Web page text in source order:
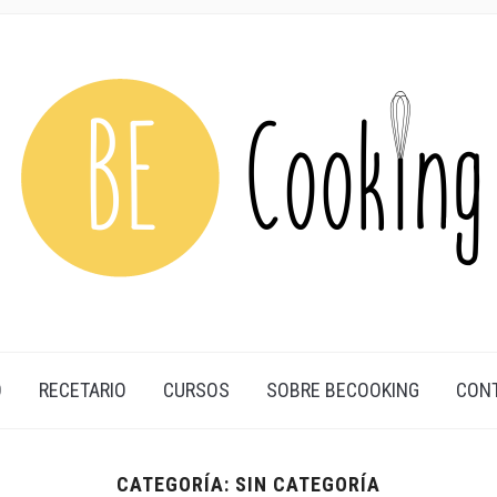
RECETARIO CURSOS SOBRE BECOOKING
CATEGORÍA: SIN CATEGORÍA